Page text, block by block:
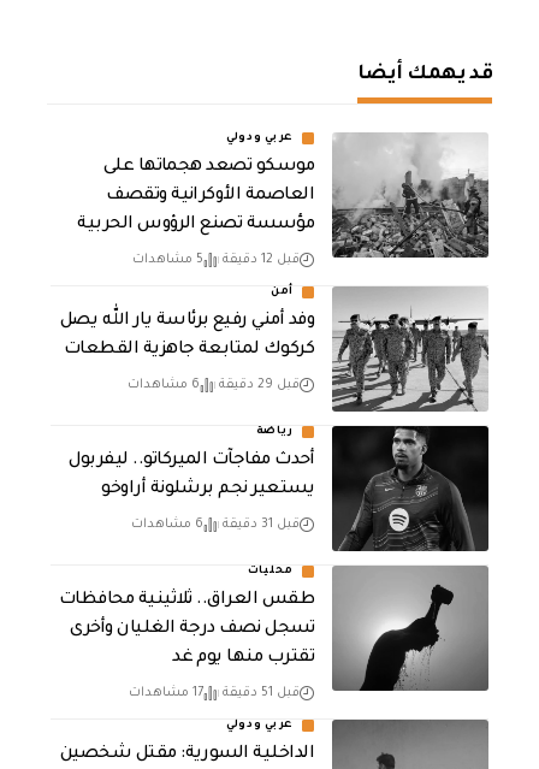
قد يهمك أيضا
عربي ودولي
موسكو تصعد هجماتها على
العاصمة الأوكرانية وتقصف
مؤسسة تصنع الرؤوس الحربية
قبل 12 دقيقة 5 مشاهدات
أمن
وفد أمني رفيع برئاسة يار الله يصل
كركوك لمتابعة جاهزية القطعات
قبل 29 دقيقة 6 مشاهدات
رياضة
أحدث مفاجآت الميركاتو.. ليفربول
يستعير نجم برشلونة أراوخو
قبل 31 دقيقة 6 مشاهدات
محليات
طقس العراق.. ثلاثينية محافظات
تسجل نصف درجة الغليان وأخرى
تقترب منها يوم غد
قبل 51 دقيقة 17 مشاهدات
عربي ودولي
الداخلية السورية: مقتل شخصين